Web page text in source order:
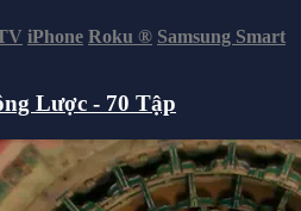
iPhone Roku ® Samsung Smart
Lược - 70 Tập